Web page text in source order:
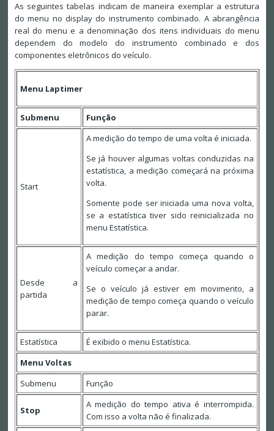
As seguintes tabelas indicam de maneira exemplar a estrutura
do menu no display do instrumento combinado. A abrangência
real do menu e a denominação dos itens individuais do menu
dependem do modelo do instrumento combinado e dos
componentes eletrônicos do veículo.
Menu Laptimer
Submenu Função
Start
A medição do tempo de uma volta é iniciada.
Se já houver algumas voltas conduzidas na
estatística, a medição começará na próxima
volta.
Somente pode ser iniciada uma nova volta,
se a estatística tiver sido reinicializada no
menu Estatística.
Desde a
partida
A medição do tempo começa quando o
veículo começar a andar.
Se o veículo já estiver em movimento, a
medição de tempo começa quando o veículo
parar.
Estatística
É exibido o menu Estatística.
Menu Voltas
Submenu
Função
Stop
A medição do tempo ativa é interrompida.
Com isso a volta não é finalizada.